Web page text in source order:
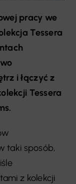
pracy we
Tessera
i łączyć z
Tessera
taki sposób,
z kolekcji